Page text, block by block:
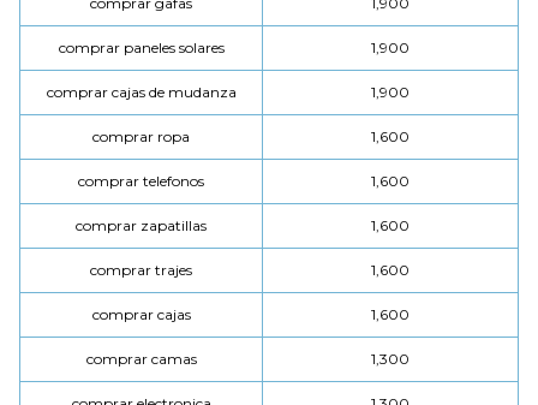
comprar paneles solares 1,900
comprar cajas de mudanza 1,900
comprar ropa 1,600
comprar telefonos 1,600
comprar zapatillas 1,600
comprar trajes 1,600
comprar cajas 1,600
comprar camas 1,300